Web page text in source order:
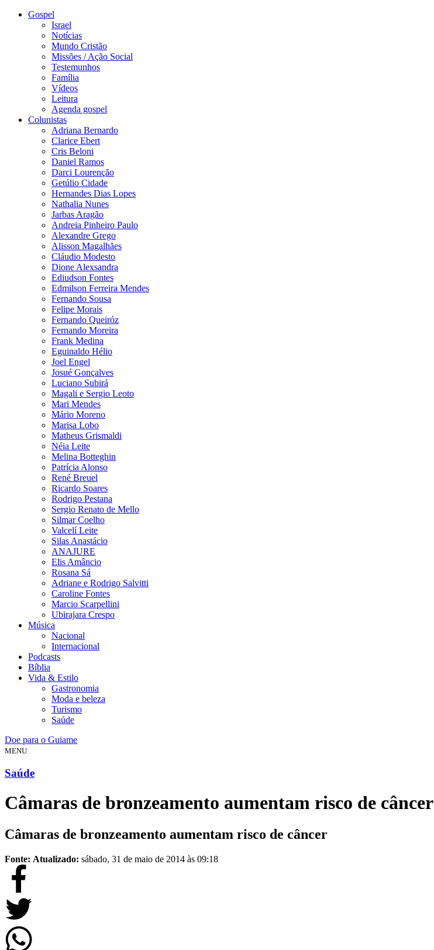
Gospel
Israel
Notícias
Mundo Cristão
Missões / Ação Social
Testemunhos
Família
Vídeos
Leitura
Agenda gospel
Colunistas
Adriana Bernardo
Clarice Ebert
Cris Beloni
Daniel Ramos
Darci Lourenção
Getúlio Cidade
Hernandes Dias Lopes
Nathalia Nunes
Jarbas Aragão
Andreia Pinheiro Paulo
Alexandre Grego
Alisson Magalhães
Cláudio Modesto
Dione Alexsandra
Ediudson Fontes
Edmilson Ferreira Mendes
Fernando Sousa
Felipe Morais
Fernando Queiróz
Fernando Moreira
Frank Medina
Eguinaldo Hélio
Joel Engel
Josué Gonçalves
Luciano Subirá
Magali e Sergio Leoto
Mari Mendes
Mário Moreno
Marisa Lobo
Matheus Grismaldi
Néia Leite
Melina Botteghin
Patrícia Alonso
René Breuel
Ricardo Soares
Rodrigo Pestana
Sergio Renato de Mello
Silmar Coelho
Valcelí Leite
Silas Anastácio
ANAJURE
Elis Amâncio
Rosana Sá
Adriane e Rodrigo Salvitti
Caroline Fontes
Marcio Scarpellini
Ubirajara Crespo
Música
Nacional
Internacional
Podcasts
Bíblia
Vida & Estilo
Gastronomia
Moda e beleza
Turismo
Saúde
Doe para o Guiame
MENU
Saúde
Câmaras de bronzeamento aumentam risco de câncer
Câmaras de bronzeamento aumentam risco de câncer
Fonte: Atualizado: sábado, 31 de maio de 2014 às 09:18